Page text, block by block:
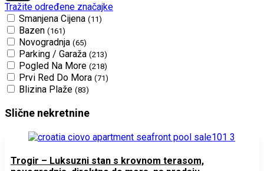
Tražite određene značajke
Smanjena Cijena (11)
Bazen (161)
Novogradnja (65)
Parking / Garaža (213)
Pogled Na More (218)
Prvi Red Do Mora (71)
Blizina Plaže (83)
Slične nekretnine
Trogir – Luksuzni stan s krovnom terasom,